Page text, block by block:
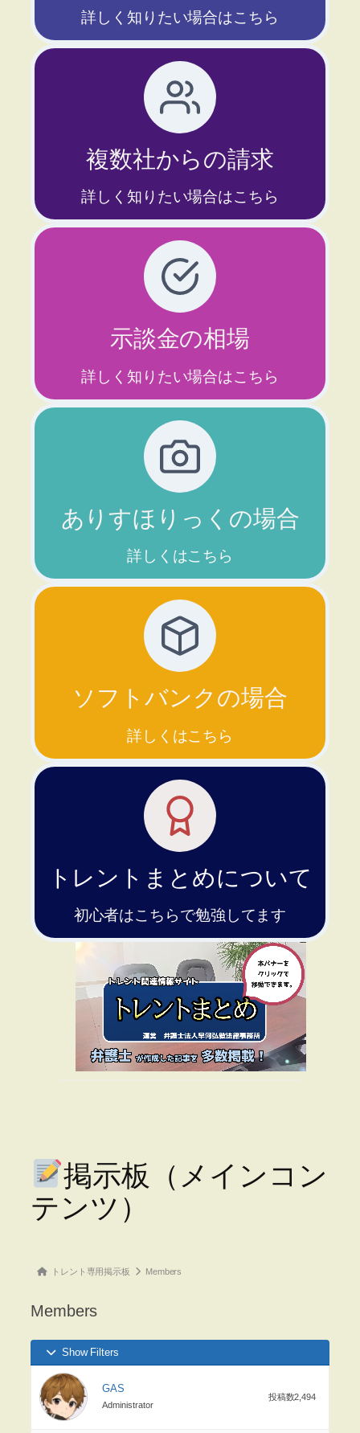
詳しく知りたい場合はこちら
複数社からの請求
詳しく知りたい場合はこちら
示談金の相場
詳しく知りたい場合はこちら
ありすほりっくの場合
詳しくはこちら
ソフトバンクの場合
詳しくはこちら
トレントまとめについて
初心者はこちらで勉強してます
掲示板（メインコン
テンツ）
Forum
–
are
here:
トレント専用掲示板 Members
Members
Show Filters
GAS
Administrator
投稿数2,494